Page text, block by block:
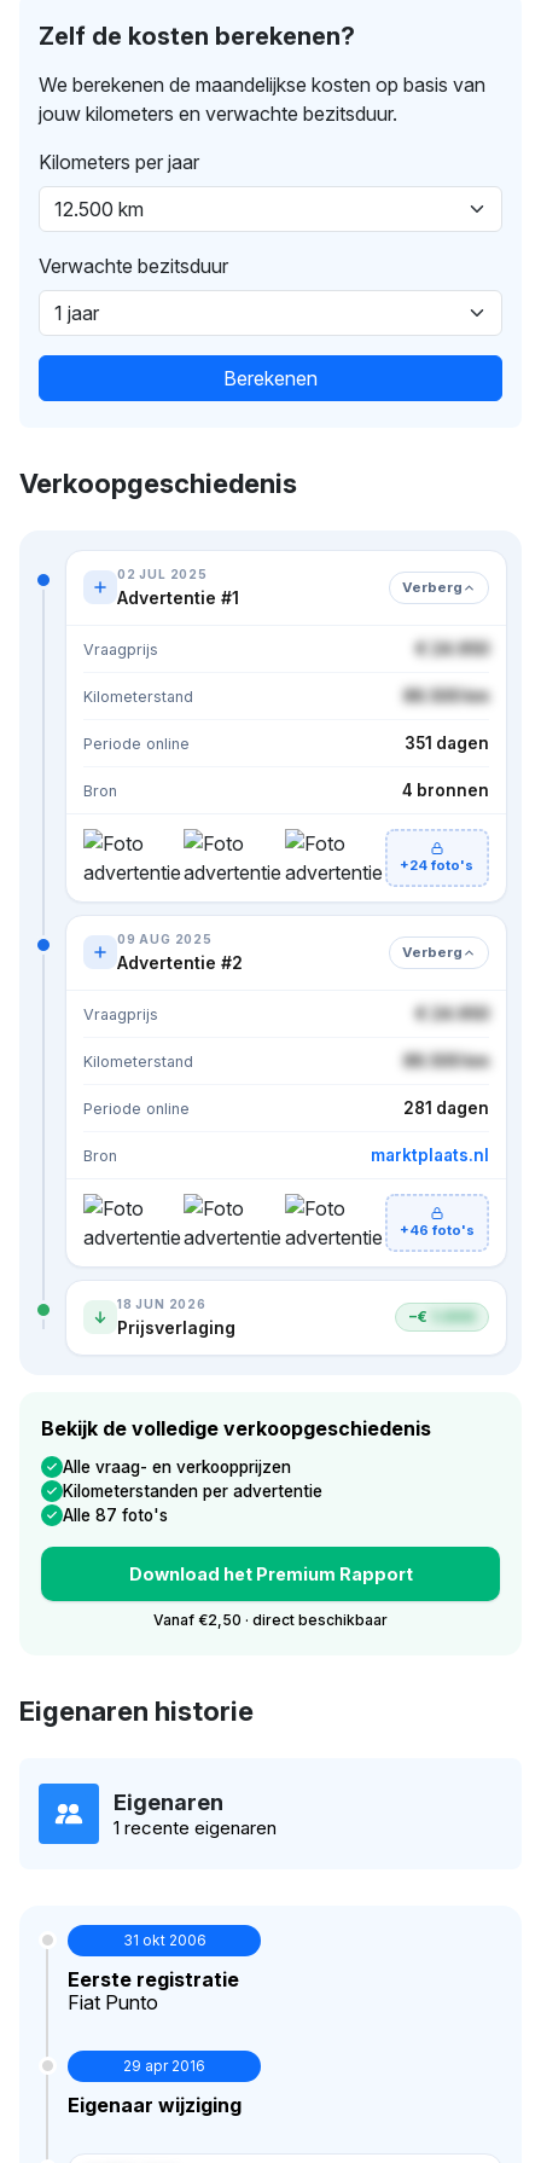
Zelf de kosten berekenen?
We berekenen de maandelijkse kosten op basis van
jouw kilometers en verwachte bezitsduur.
Kilometers per jaar
Verwachte bezitsduur
Berekenen
Verkoopgeschiedenis
02 JUL 2025
Advertentie #1 Verberg
Vraagprijs € 24.950
Kilometerstand 86.500 km
Periode online 351 dagen
Bron 4 bronnen
+24 foto's
09 AUG 2025
Advertentie #2 Verberg
Vraagprijs € 24.950
Kilometerstand 86.500 km
Periode online 281 dagen
Bron marktplaats.nl
+46 foto's
18 JUN 2026
Prijsverlaging −€
Bekijk de volledige verkoopgeschiedenis
Alle vraag- en verkoopprijzen
Kilometerstanden per advertentie
Alle 87 foto's
Download het Premium Rapport
Vanaf €2,50 · direct beschikbaar
Eigenaren historie
Eigenaren
1 recente eigenaren
31 okt 2006
Eerste registratie
Fiat Punto
29 apr 2016
Eigenaar wijziging